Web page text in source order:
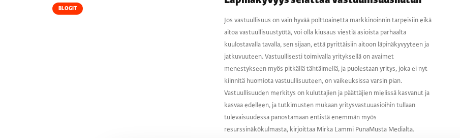
BLOGIT
Jos vastuullisuus on vain hyvää polttoainetta markkinoinnin tarpeisiin eikä
aitoa vastuullisuustyötä, voi olla kiusaus viestiä asioista parhaalta
kuulostavalla tavalla, sen sijaan, että pyrittäisiin aitoon läpinäkyvyyteen ja
jatkuvuuteen. Vastuullisesti toimivalla yrityksellä on avaimet
menestykseen myös pitkällä tähtäimellä, ja puolestaan yritys, joka ei nyt
kiinnitä huomiota vastuullisuuteen, on vaikeuksissa varsin pian.
Vastuullisuuden merkitys on kuluttajien ja päättäjien mielissä kasvanut ja
kasvaa edelleen, ja tutkimusten mukaan yritysvastuuasioihin tullaan
tulevaisuudessa panostamaan entistä enemmän myös
resurssinäkökulmasta, kirjoittaa Mirka Lammi PunaMusta Medialta.